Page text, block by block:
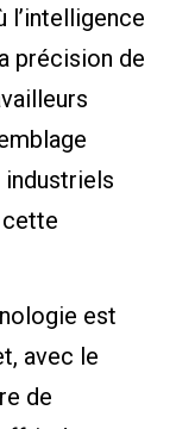
l’intelligence
précision de
est
avec le
de